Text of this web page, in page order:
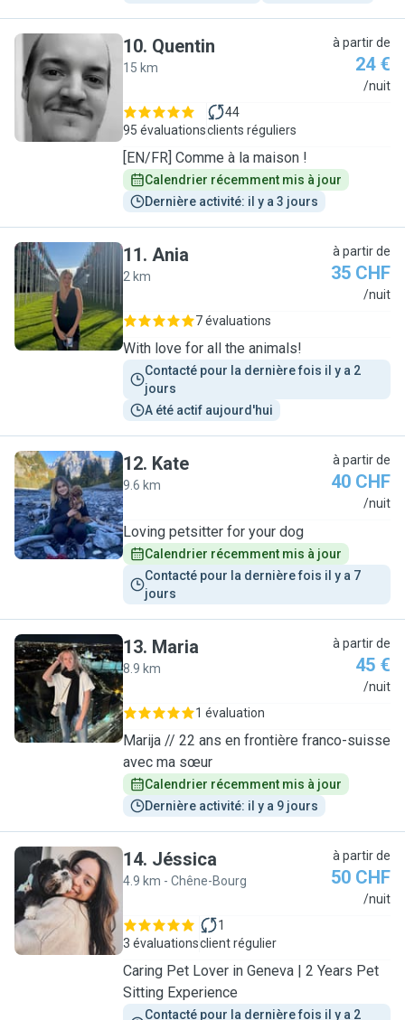
Q
10. Quentin
15 km
à partir de
24 €
/nuit
95 évaluations
44
clients réguliers
[EN/FR] Comme à la maison !
Calendrier récemment mis à jour
Dernière activité: il y a 3 jours
A
11. Ania
2 km
à partir de
35 CHF
/nuit
7 évaluations
With love for all the animals!
Contacté pour la dernière fois il y a 2
jours
A été actif aujourd'hui
K
12. Kate
9.6 km
à partir de
40 CHF
/nuit
Loving petsitter for your dog
Calendrier récemment mis à jour
Contacté pour la dernière fois il y a 7
jours
M
13. Maria
8.9 km
à partir de
45 €
/nuit
1 évaluation
Marija // 22 ans en frontière franco-suisse
avec ma sœur
Calendrier récemment mis à jour
Dernière activité: il y a 9 jours
J
14. Jéssica
4.9 km - Chêne-Bourg
à partir de
50 CHF
/nuit
3 évaluations
1
client régulier
Caring Pet Lover in Geneva | 2 Years Pet
Sitting Experience
Contacté pour la dernière fois il y a 2